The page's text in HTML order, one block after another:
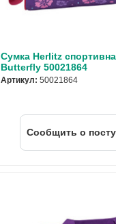
Сумка Herlitz
Butterfly 50021864
Артикул: 50021864
Cообщить о